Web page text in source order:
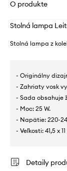
O produkte
Stolná lampa
Stolná lampa z
- Originálny
- Zahriaty vosk
- Sada obsahuje
- Moc: 25 W.
- Napätie: 220-
- Veľkosti: 41,5 x
Detaily